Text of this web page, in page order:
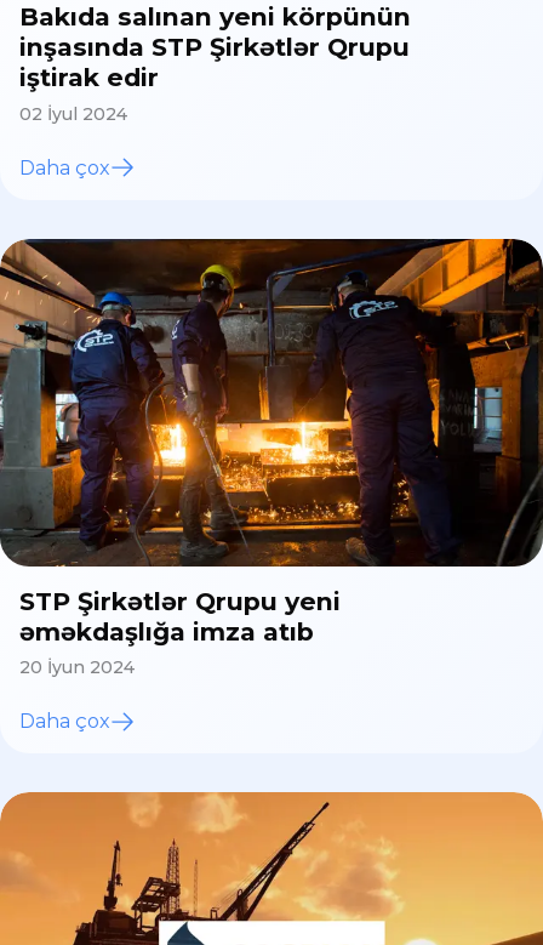
Bakıda salınan yeni körpünün
inşasında STP Şirkətlər Qrupu
iştirak edir
02 İyul 2024
Daha çox
STP Şirkətlər Qrupu yeni
əməkdaşlığa imza atıb
20 İyun 2024
Daha çox